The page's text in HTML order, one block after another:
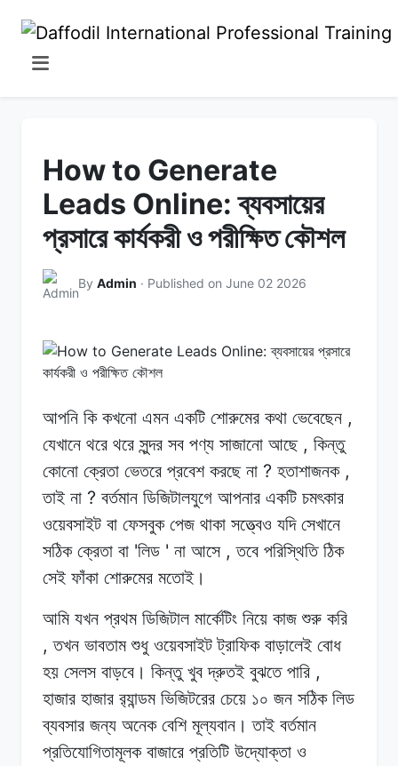
How to Generate
Leads Online: ব্যবসায়ের
প্রসারে কার্যকরী ও পরীক্ষিত কৌশল
By Admin · Published on June 02 2026
আপনি কি কখনো এমন একটি শোরুমের কথা ভেবেছেন ,
যেখানে থরে থরে সুন্দর সব পণ্য সাজানো আছে, কিন্তু
কোনো ক্রেতা ভেতরে প্রবেশ করছে না ? হতাশাজনক,
তাই না ? বর্তমান ডিজিটালযুগে আপনার একটি চমৎকার
ওয়েবসাইট বা ফেসবুক পেজ থাকা সত্ত্বেও যদি সেখানে
সঠিক ক্রেতা বা 'লিড ' না আসে,তবে পরিস্থিতি ঠিক
সেই ফাঁকা শোরুমের মতোই।
আমি যখন প্রথম ডিজিটাল মার্কেটিং নিয়ে কাজ শুরু করি
,তখন ভাবতাম শুধু ওয়েবসাইট ট্রাফিক বাড়ালেই বোধ
হয় সেলস বাড়বে। কিন্তু খুব দ্রুতই বুঝতে পারি ,
হাজার হাজার র‍্যান্ডম ভিজিটরের চেয়ে ১০ জন সঠিক লিড
ব্যবসার জন্য অনেক বেশি মূল্যবান। তাই বর্তমান
প্রতিযোগিতামূলক বাজারে প্রতিটি উদ্যোক্তা ও